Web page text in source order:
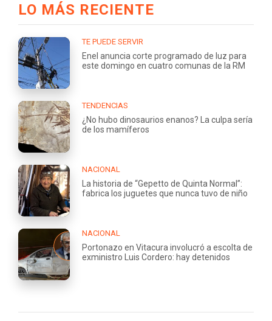
LO MÁS RECIENTE
TE PUEDE SERVIR
Enel anuncia corte programado de luz para
este domingo en cuatro comunas de la RM
TENDENCIAS
¿No hubo dinosaurios enanos? La culpa sería
de los mamíferos
NACIONAL
La historia de “Gepetto de Quinta Normal”:
fabrica los juguetes que nunca tuvo de niño
NACIONAL
Portonazo en Vitacura involucró a escolta de
exministro Luis Cordero: hay detenidos